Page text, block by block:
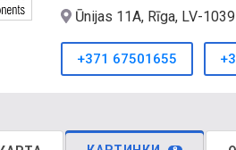
Ūnijas 11A, Rīga, LV-1039
+371 67501655